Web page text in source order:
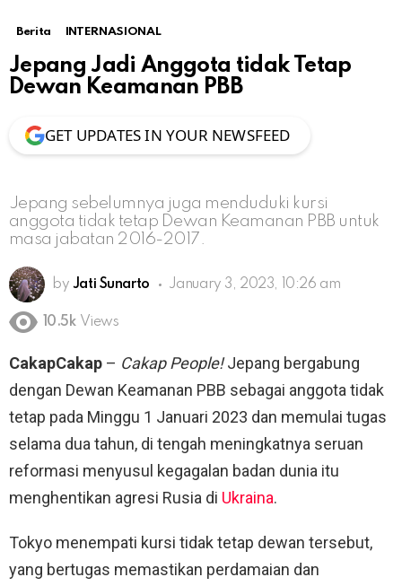
Berita INTERNASIONAL
Jepang Jadi Anggota tidak Tetap
Dewan Keamanan PBB
GET UPDATES IN YOUR NEWSFEED
Jepang sebelumnya juga menduduki kursi
anggota tidak tetap Dewan Keamanan PBB untuk
masa jabatan 2016-2017.
by Jati Sunarto January 3, 2023, 10:26 am
10.5k Views
CakapCakap – Cakap People!Jepang bergabung
dengan Dewan Keamanan PBB sebagai anggota tidak
tetap pada Minggu 1 Januari 2023 dan memulai tugas
selama dua tahun, di tengah meningkatnya seruan
reformasi menyusul kegagalan badan dunia itu
menghentikan agresi Rusia di Ukraina.
Tokyo menempati kursi tidak tetap dewan tersebut,
yang bertugas memastikan perdamaian dan